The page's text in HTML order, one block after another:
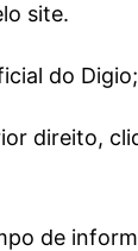
site.
do Digio;
direito,
de